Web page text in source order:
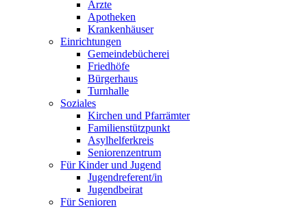
Ärzte
Apotheken
Krankenhäuser
Einrichtungen
Gemeindebücherei
Friedhöfe
Bürgerhaus
Turnhalle
Soziales
Kirchen und Pfarrämter
Familienstützpunkt
Asylhelferkreis
Seniorenzentrum
Für Kinder und Jugend
Jugendreferent/in
Jugendbeirat
Für Senioren